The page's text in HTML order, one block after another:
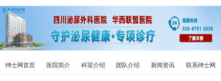
绅士网首页 医院简介 科室介绍 团队介绍 新闻资讯 联系绅士网